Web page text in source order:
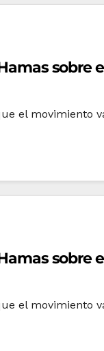
sobre
el
sobre
el